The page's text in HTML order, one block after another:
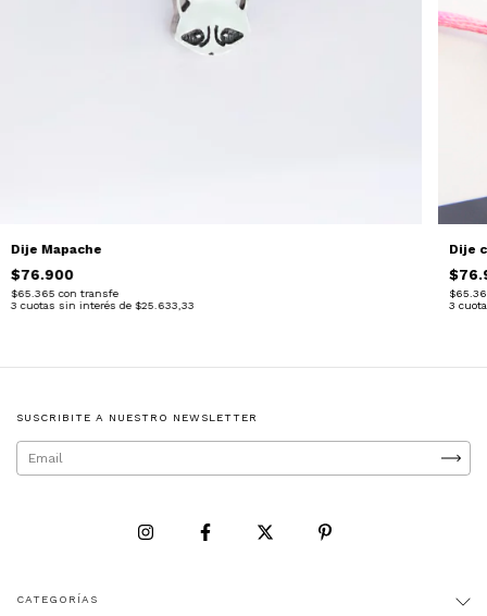
Dije Mapache
$76.900
$65.365con transfe
3 cuotas sin interés de $25.633,33
Dije
3
SUSCRIBITE A NUESTRO NEWSLETTER
CATEGORÍAS